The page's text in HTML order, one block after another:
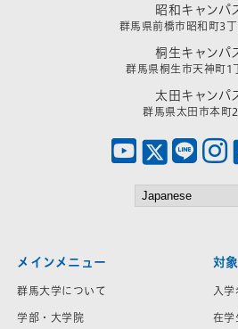
昭和キャンパ
群馬県前橋市昭和町3
桐生キャンパ
群馬県桐生市天神町1
太田キャンパ
群馬県太田市本町
メインメニュー
群馬大学について
学部・大学院
対
入
在学